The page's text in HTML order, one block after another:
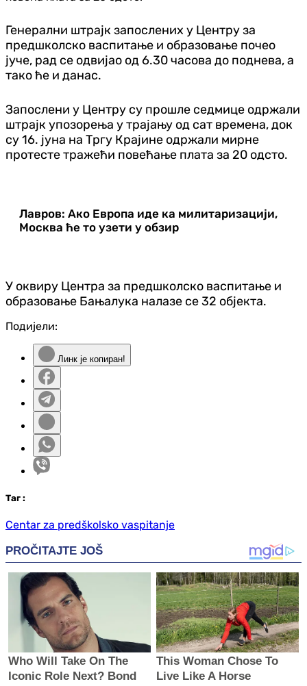
Генерални штрајк запослених у Центру за
предшколско васпитање и образовање почео
јуче, рад се одвијао од 6.30 часова до поднева, а
тако ће и данас.
Запослени у Центру су прошле седмице одржали
штрајк упозорења у трајању од сат времена, док
су 16. јуна на Тргу Крајине одржали мирне
протесте тражећи повећање плата за 20 одсто.
Лавров: Ако Европа иде ка милитаризацији,
Москва ће то узети у обзир
У оквиру Центра за предшколско васпитање и
образовање Бањалука налазе се 32 објекта.
Подијели:
Линк је копиран!
Таг :
Centar za predškolsko vaspitanje